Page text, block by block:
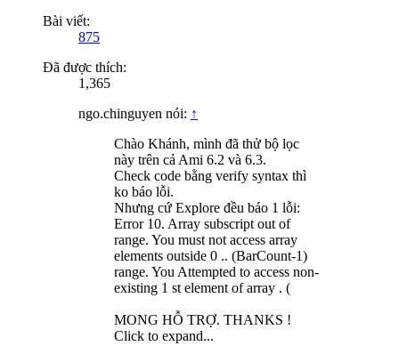
Bài viết:
875
Đã được thích:
1,365
ngo.chinguyen nói: ↑
Chào Khánh, mình đã thử bộ lọc
này trên cả Ami 6.2 và 6.3.
Check code bằng verify syntax thì
ko báo lỗi.
Nhưng cứ Explore đều báo 1 lỗi:
Error 10. Array subscript out of
range. You must not access array
elements outside 0 .. (BarCount-1)
range. You Attempted to access non-
existing 1 st element of array . (
MONG HỖ TRỢ. THANKS !
Click to expand...